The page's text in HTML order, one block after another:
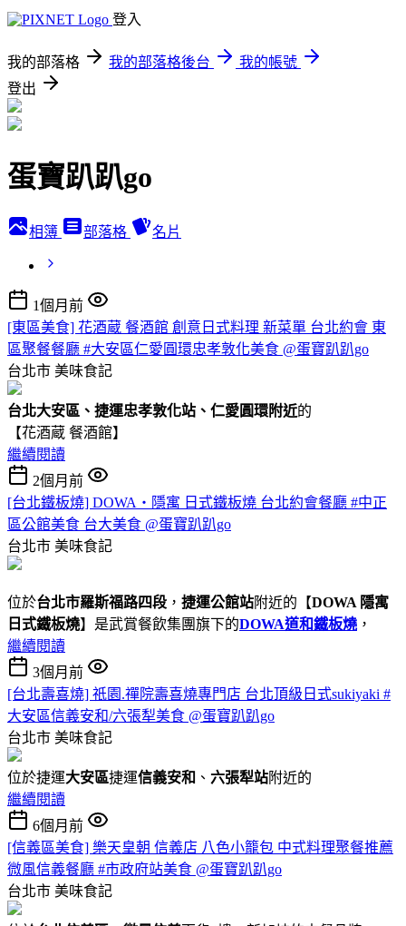
登入
我的部落格 我的部落格後台
我的帳號
登出
蛋寶趴趴go
相簿 部落格 名片
1個月前
[東區美食] 花酒蔵 餐酒館 創意日式料理 新菜單 台北約會 東
區聚餐餐廳 #大安區仁愛圓環忠孝敦化美食 @蛋寶趴趴go
台北市 美味食記
台北大安區、捷運忠孝敦化站、仁愛圓環附近的
【花酒蔵 餐酒館】
繼續閱讀
2個月前
[台北鐵板燒] DOWA・隱寓 日式鐵板燒 台北約會餐廳 #中正
區公館美食 台大美食 @蛋寶趴趴go
台北市 美味食記
位於台北市羅斯福路四段 ， 捷運公館站附近的【DOWA 隱寓
日式鐵板燒】是武賞餐飲集團旗下的DOWA道和鐵板燒 ，
繼續閱讀
3個月前
[台北壽喜燒] 祇園.禪院壽喜燒專門店 台北頂級日式sukiyaki #
大安區信義安和/六張犁美食 @蛋寶趴趴go
台北市 美味食記
位於捷運大安區捷運信義安和 、 六張犁站附近的
繼續閱讀
6個月前
[信義區美食] 樂天皇朝 信義店 八色小籠包 中式料理聚餐推薦
微風信義餐廳 #市政府站美食 @蛋寶趴趴go
台北市 美味食記